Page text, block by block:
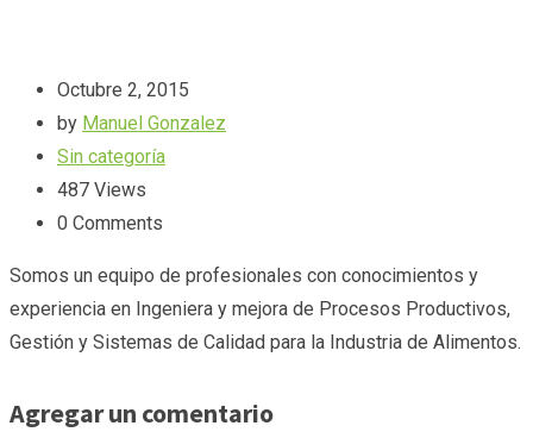
Octubre 2, 2015
by Manuel Gonzalez
Sin categoría
487 Views
0 Comments
Somos un equipo de profesionales con conocimientos y
experiencia en Ingeniera y mejora de Procesos Productivos,
Gestión y Sistemas de Calidad para la Industria de Alimentos.
Agregar un comentario